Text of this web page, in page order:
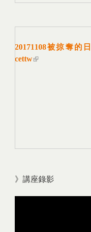
20171108被掠奪的
cettw(link is external)
》講座錄影